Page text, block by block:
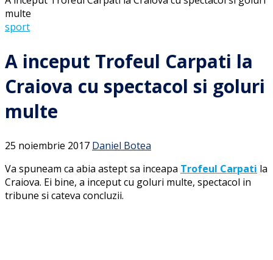
multe
sport
A inceput Trofeul Carpati la
Craiova cu spectacol si goluri
multe
25 noiembrie 2017 Daniel Botea
Va spuneam ca abia astept sa inceapa Trofeul Carpati la
Craiova. Ei bine, a inceput cu goluri multe, spectacol in
tribune si cateva concluzii.